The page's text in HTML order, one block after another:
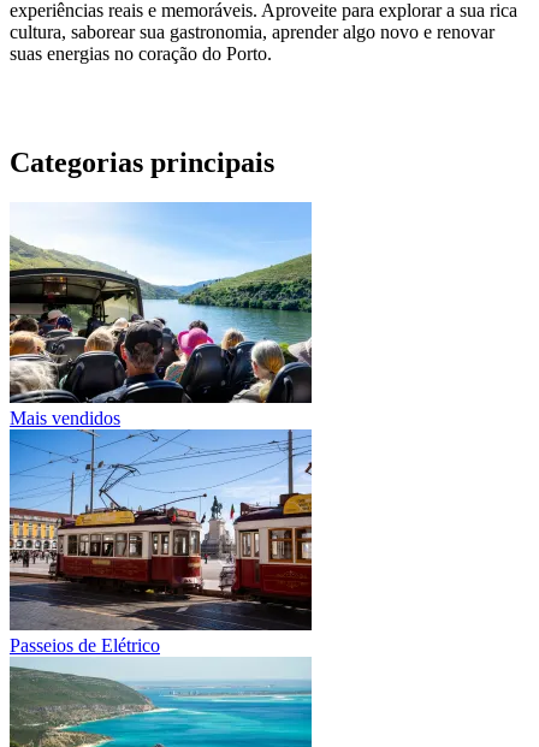
experiências reais e memoráveis. Aproveite para explorar a sua rica
cultura, saborear sua gastronomia, aprender algo novo e renovar
suas energias no coração do Porto.
Categorias principais
Mais vendidos
Passeios de Elétrico